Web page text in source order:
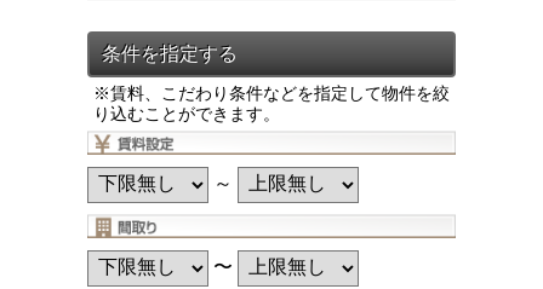
※賃料、こだわり条件などを指定して物件を絞
り込むことができます。
～
〜